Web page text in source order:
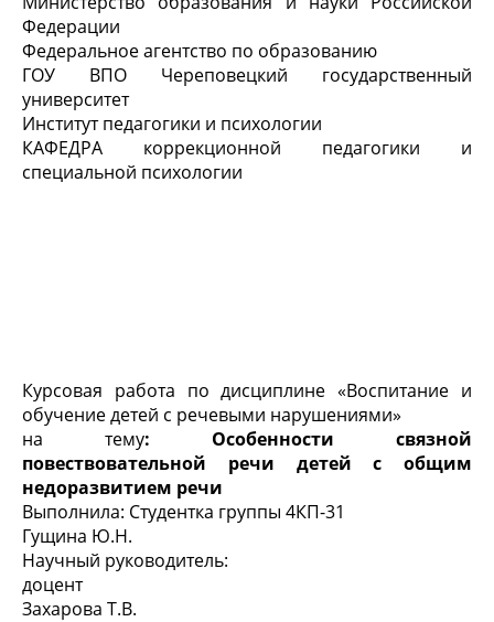
Федерации
Федеральное агентство по образованию
ГОУ ВПО Череповецкий государственный
университет
Институт педагогики и психологии
КАФЕДРА коррекционной педагогики и
специальной психологии
Курсовая работа по дисциплине «Воспитание и
обучение детей с речевыми нарушениями»
на тему: Особенности связной
повествовательной речи детей с общим
недоразвитием речи
Выполнила: Студентка группы 4КП-31
Гущина Ю.Н.
Научный руководитель:
доцент
Захарова Т.В.